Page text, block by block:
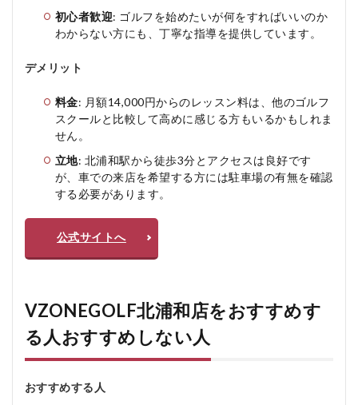
初心者歓迎: ゴルフを始めたいが何をすればいいのか
わからない方にも、丁寧な指導を提供しています。
デメリット
料金: 月額14,000円からのレッスン料は、他のゴルフ
スクールと比較して高めに感じる方もいるかもしれま
せん。
立地: 北浦和駅から徒歩3分とアクセスは良好です
が、車での来店を希望する方には駐車場の有無を確認
する必要があります。
公式サイトへ
VZONEGOLF北浦和店をおすすめす
る人おすすめしない人
おすすめする人